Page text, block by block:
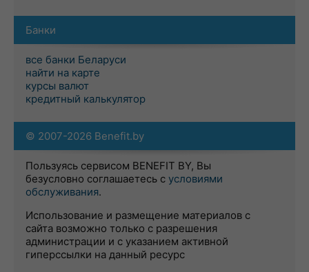
Банки
все банки Беларуси
найти на карте
курсы валют
кредитный калькулятор
© 2007-2026 Benefit.by
Пользуясь сервисом BENEFIT BY, Вы
безусловно соглашаетесь с условиями
обслуживания.
Использование и размещение материалов с
сайта возможно только с разрешения
администрации и с указанием активной
гиперссылки на данный ресурс